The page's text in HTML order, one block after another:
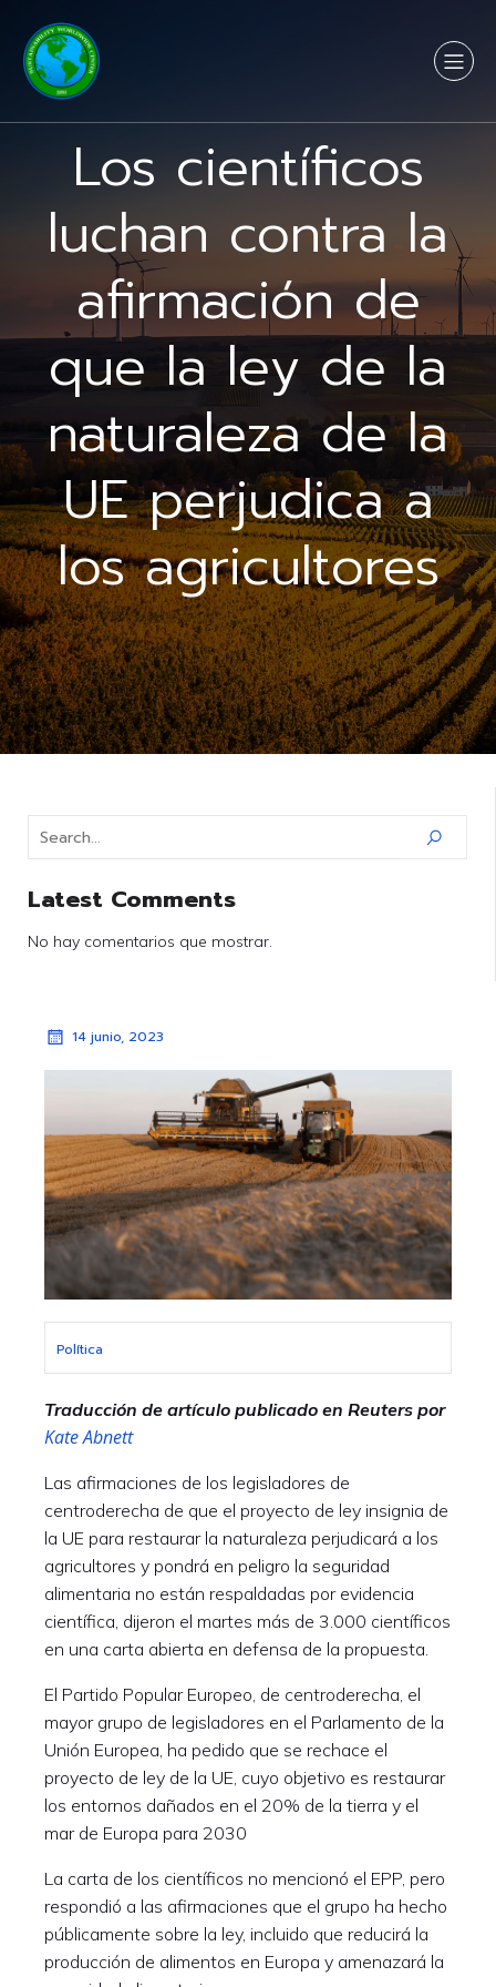
Los científicos
luchan contra la
afirmación de
que la ley de la
naturaleza de la
UE perjudica a
los agricultores
Latest Comments
No hay comentarios que mostrar.
14 junio, 2023
Política
Traducción de artículo publicado en Reuters por
Kate Abnett
Las afirmaciones de los legisladores de
centroderecha de que el proyecto de ley insignia de
la UE para restaurar la naturaleza perjudicará a los
agricultores y pondrá en peligro la seguridad
alimentaria no están respaldadas por evidencia
científica, dijeron el martes más de 3.000 científicos
en una carta abierta en defensa de la propuesta.
El Partido Popular Europeo, de centroderecha, el
mayor grupo de legisladores en el Parlamento de la
Unión Europea, ha pedido que se rechace el
proyecto de ley de la UE, cuyo objetivo es restaurar
los entornos dañados en el 20% de la tierra y el
mar de Europa para 2030
La carta de los científicos no mencionó el EPP, pero
respondió a las afirmaciones que el grupo ha hecho
públicamente sobre la ley, incluido que reducirá la
producción de alimentos en Europa y amenazará la